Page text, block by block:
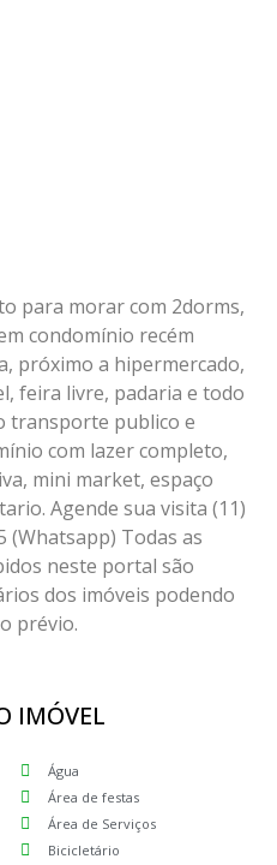
para morar com 2dorms,
condomínio recém
próximo a hipermercado,
feira livre, padaria e todo
transporte publico e
com lazer completo,
mini market, espaço
Agende sua visita (11)
(Whatsapp) Todas as
neste portal são
dos imóveis podendo
prévio.
IMÓVEL
Água
Área de festas
Área de Serviços
Bicicletário